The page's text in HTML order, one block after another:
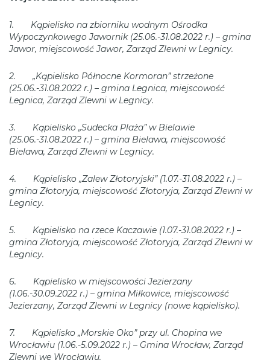
1. Kąpielisko na zbiorniku wodnym Ośrodka
Wypoczynkowego Jawornik (25.06.-31.08.2022 r.) – gmina
Jawor, miejscowość Jawor, Zarząd Zlewni w Legnicy.
2. „Kąpielisko Północne Kormoran” strzeżone
(25.06.-31.08.2022 r.) – gmina Legnica, miejscowość
Legnica, Zarząd Zlewni w Legnicy.
3. Kąpielisko „Sudecka Plaża” w Bielawie
(25.06.-31.08.2022 r.) – gmina Bielawa, miejscowość
Bielawa, Zarząd Zlewni w Legnicy.
4. Kąpielisko „Zalew Złotoryjski” (1.07.-31.08.2022 r.) –
gmina Złotoryja, miejscowość Złotoryja, Zarząd Zlewni w
Legnicy.
5. Kąpielisko na rzece Kaczawie (1.07.-31.08.2022 r.) –
gmina Złotoryja, miejscowość Złotoryja, Zarząd Zlewni w
Legnicy.
6. Kąpielisko w miejscowości Jezierzany
(1.06.-30.09.2022 r.) – gmina Miłkowice, miejscowość
Jezierzany, Zarząd Zlewni w Legnicy (nowe kąpielisko).
7. Kąpielisko „Morskie Oko” przy ul. Chopina we
Wrocławiu (1.06.-5.09.2022 r.) – Gmina Wrocław, Zarząd
Zlewni we Wrocławiu.